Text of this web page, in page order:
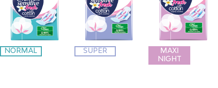
NORMAL SUPER
MAXI
NIGHT